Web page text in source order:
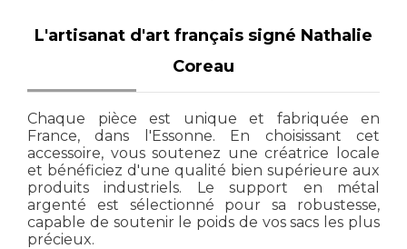
L'artisanat d'art français signé Nathalie
Coreau
Chaque pièce est unique et fabriquée en
France, dans l'Essonne. En choisissant cet
accessoire, vous soutenez une créatrice locale
et bénéficiez d'une qualité bien supérieure aux
produits industriels. Le support en métal
argenté est sélectionné pour sa robustesse,
capable de soutenir le poids de vos sacs les plus
précieux.